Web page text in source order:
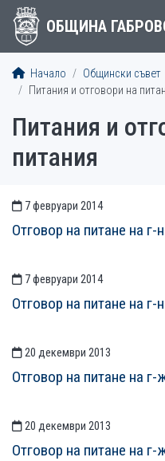
ОБЩИНА
Начало Общински съвет
Питания и отговори на
Питания и
питания
7 февруари 2014
Отговор на питане на
7 февруари 2014
Отговор на питане на
20 декември 2013
Отговор на питане на
20 декември 2013
Отговор на питане на